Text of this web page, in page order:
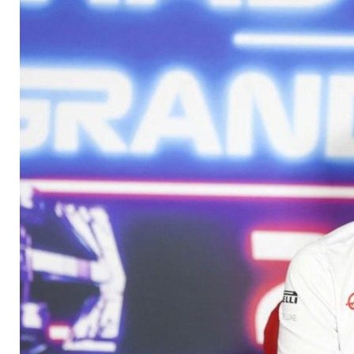
enger beisammen